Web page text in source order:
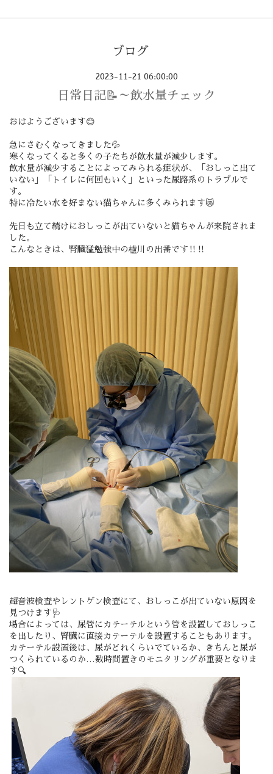
ブログ
2023-11-21 06:00:00
日常日記📝～飲水量チェック
おはようございます😊
急にさむくなってきました💦
寒くなってくると多くの子たちが飲水量が減少します。
飲水量が減少することによってみられる症状が、「おしっこ出て
いない」「トイレに何回もいく」といった尿路系のトラブルで
す。
特に冷たい水を好まない猫ちゃんに多くみられます😿
先日も立て続けにおしっこが出ていないと猫ちゃんが来院されま
した。
こんなときは、腎臓猛勉強中の櫨川の出番です‼️‼️
超音波検査やレントゲン検査にて、おしっこが出ていない原因を
見つけます🩺
場合によっては、尿管にカテーテルという管を設置しておしっこ
を出したり、腎臓に直接カテーテルを設置することもあります。
カテーテル設置後は、尿がどれくらいでているか、きちんと尿が
つくられているのか…数時間置きのモニタリングが重要となりま
す🔍